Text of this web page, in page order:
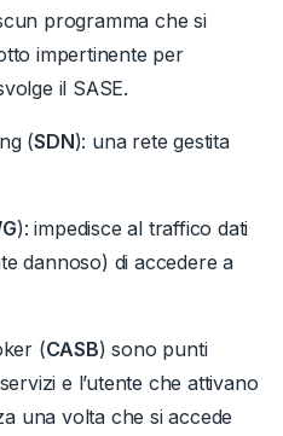
programma che si
impertinente per
il SASE.
(SDN): una rete gestita
): impedisce al traffico dati
dannoso) di accedere a
(CASB) sono punti
e l’utente che attivano
una volta che si accede